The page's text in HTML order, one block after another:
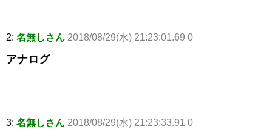
2: 名無しさん 2018/08/29(水) 21:23:01.69 0
アナログ
3: 名無しさん 2018/08/29(水) 21:23:33.91 0